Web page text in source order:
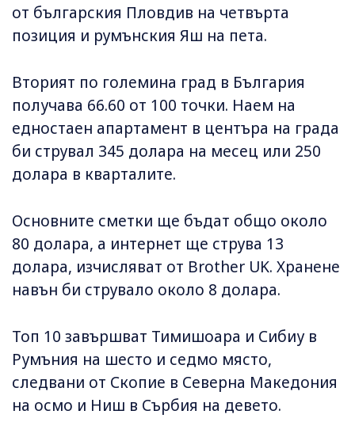
от българския Пловдив на четвърта
позиция и румънския Яш на пета.
Вторият по големина град в България
получава 66.60 от 100 точки. Наем на
едностаен апартамент в центъра на града
би струвал 345 долара на месец или 250
долара в кварталите.
Основните сметки ще бъдат общо около
80 долара, а интернет ще струва 13
долара, изчисляват от Brother UK. Хранене
навън би струвало около 8 долара.
Топ 10 завършват Тимишоара и Сибиу в
Румъния на шесто и седмо място,
следвани от Скопие в Северна Македония
на осмо и Ниш в Сърбия на девето.